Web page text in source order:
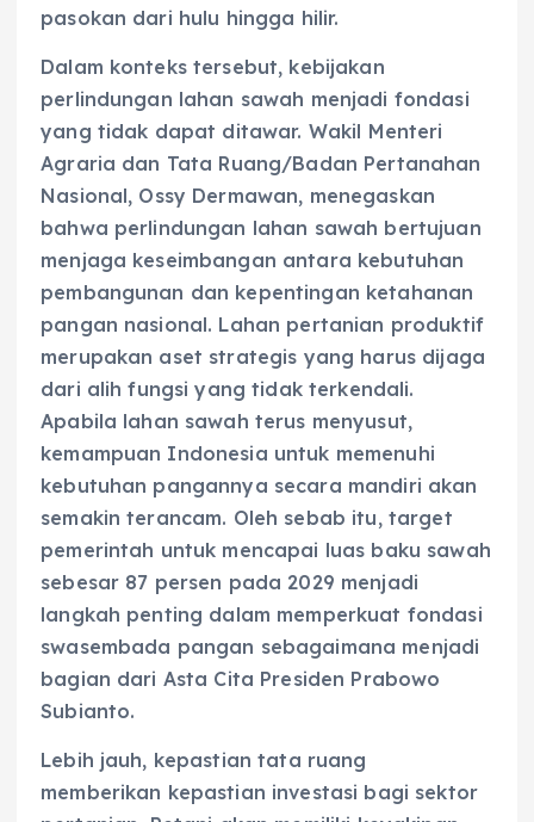
pasokan dari hulu hingga hilir.
Dalam konteks tersebut, kebijakan
perlindungan lahan sawah menjadi fondasi
yang tidak dapat ditawar. Wakil Menteri
Agraria dan Tata Ruang/Badan Pertanahan
Nasional, Ossy Dermawan, menegaskan
bahwa perlindungan lahan sawah bertujuan
menjaga keseimbangan antara kebutuhan
pembangunan dan kepentingan ketahanan
pangan nasional. Lahan pertanian produktif
merupakan aset strategis yang harus dijaga
dari alih fungsi yang tidak terkendali.
Apabila lahan sawah terus menyusut,
kemampuan Indonesia untuk memenuhi
kebutuhan pangannya secara mandiri akan
semakin terancam. Oleh sebab itu, target
pemerintah untuk mencapai luas baku sawah
sebesar 87 persen pada 2029 menjadi
langkah penting dalam memperkuat fondasi
swasembada pangan sebagaimana menjadi
bagian dari Asta Cita Presiden Prabowo
Subianto.
Lebih jauh, kepastian tata ruang
memberikan kepastian investasi bagi sektor